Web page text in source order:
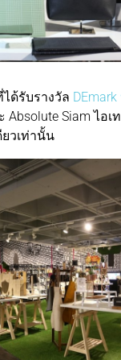
ด้รับรางวัล
Absolute Siam ไอ
ยวเท่านั้น